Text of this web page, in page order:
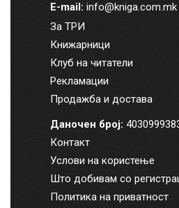
E-mail: info@kniga.com.mk
За ТРИ
Книжарници
Клуб на читатели
Рекламации
Продажба и достава
Даночен број:
Контакт
Услови на користење
Што добивам со
Политика на приватност